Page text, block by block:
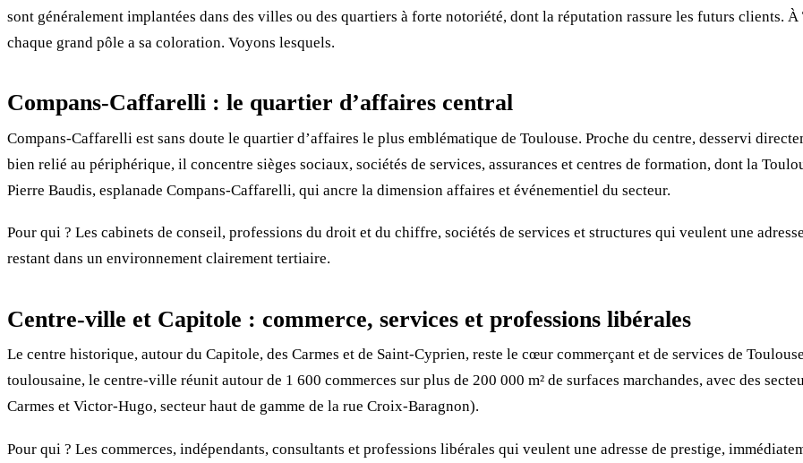
sont généralement implantées dans des villes ou des quartiers à forte notoriété, dont la réputation rassure les futurs clients.
chaque grand pôle a sa coloration. Voyons lesquels.
Compans-Caffarelli : le quartier d’affaires central
Compans-Caffarelli est sans doute le quartier d’affaires le plus emblématique de Toulouse. Proche du centre, desservi
bien relié au périphérique, il concentre sièges sociaux, sociétés de services, assurances et centres de formation, dont la
Pierre Baudis, esplanade Compans-Caffarelli, qui ancre la dimension affaires et événementiel du secteur.
Pour qui ? Les cabinets de conseil, professions du droit et du chiffre, sociétés de services et structures qui veulent une
restant dans un environnement clairement tertiaire.
Centre-ville et Capitole : commerce, services et professions libérales
Le centre historique, autour du Capitole, des Carmes et de Saint-Cyprien, reste le cœur commerçant et de services de
toulousaine, le centre-ville réunit autour de 1 600 commerces sur plus de 200 000 m² de surfaces marchandes, avec des
Carmes et Victor-Hugo, secteur haut de gamme de la rue Croix-Baragnon).
Pour qui ? Les commerces, indépendants, consultants et professions libérales qui veulent une adresse de prestige,